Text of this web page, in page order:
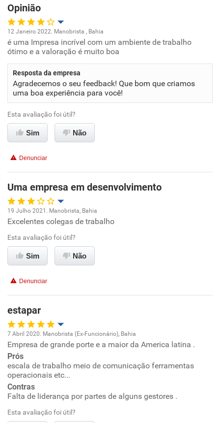
Recomenda esta empresa
Recomenda a diretoria
Opinião
Oportunidade de promoção
Conciliação com a vida familiar
Benefícios
Recomenda esta empresa
Recomenda a diretoria
12 Janeiro 2022. Manobrista , Bahia
é uma Impresa incrível com um ambiente de trabalho
ótimo e a valoração é muito boa
Resposta da empresa
Agradecemos o seu feedback! Que bom que criamos
uma boa experiência para você!
Esta avaliação foi útil?
Sim Não
Denunciar
Uma empresa em desenvolvimento
Oportunidade de promoção
Ambiente de trabalho
Benefícios
Recomenda esta empresa
19 Julho 2021. Manobrista, Bahia
Excelentes colegas de trabalho
Esta avaliação foi útil?
Sim Não
Denunciar
estapar
Oportunidade de promoção
Ambiente de trabalho
Conciliação com a vida familiar
Benefícios
7 Abril 2020. Manobrista (Ex-Funcionário), Bahia
Empresa de grande porte e a maior da America latina .
Prós
escala de trabalho meio de comunicação ferramentas
operacionais etc...
Contras
Falta de liderança por partes de alguns gestores .
Esta avaliação foi útil?